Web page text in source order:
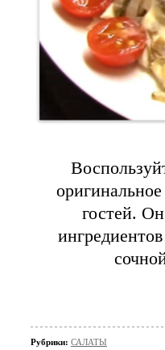
гостей.
Рубрики: САЛАТЫ